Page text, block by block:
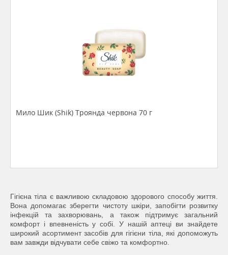
Мило Шик (Shik) Троянда червона 70 г
Гігієна тіла є важливою складовою здорового способу життя.
Вона допомагає зберегти чистоту шкіри, запобігти розвитку
інфекцій та захворювань, а також підтримує загальний
комфорт і впевненість у собі. У нашій аптеці ви знайдете
широкий асортимент засобів для гігієни тіла, які допоможуть
вам завжди відчувати себе свіжо та комфортно.